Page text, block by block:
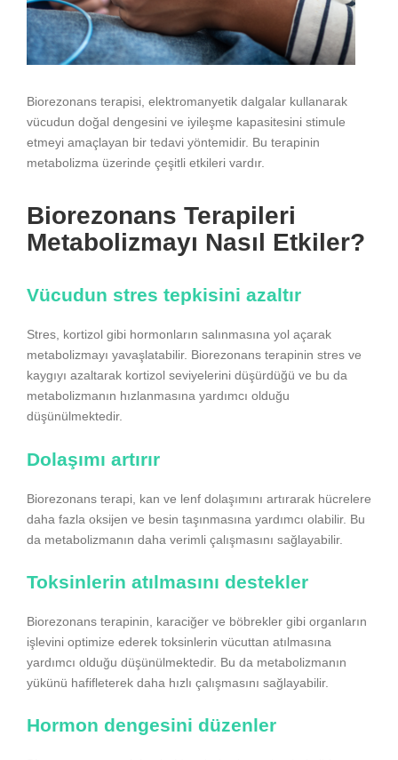
Biorezonans terapisi, elektromanyetik dalgalar kullanarak
vücudun doğal dengesini ve iyileşme kapasitesini stimule
etmeyi amaçlayan bir tedavi yöntemidir. Bu terapinin
metabolizma üzerinde çeşitli etkileri vardır.
Biorezonans Terapileri
Metabolizmayı Nasıl Etkiler?
Vücudun stres tepkisini azaltır
Stres, kortizol gibi hormonların salınmasına yol açarak
metabolizmayı yavaşlatabilir. Biorezonans terapinin stres ve
kaygıyı azaltarak kortizol seviyelerini düşürdüğü ve bu da
metabolizmanın hızlanmasına yardımcı olduğu
düşünülmektedir.
Dolaşımı artırır
Biorezonans terapi, kan ve lenf dolaşımını artırarak hücrelere
daha fazla oksijen ve besin taşınmasına yardımcı olabilir. Bu
da metabolizmanın daha verimli çalışmasını sağlayabilir.
Toksinlerin atılmasını destekler
Biorezonans terapinin, karaciğer ve böbrekler gibi organların
işlevini optimize ederek toksinlerin vücuttan atılmasına
yardımcı olduğu düşünülmektedir. Bu da metabolizmanın
yükünü hafifleterek daha hızlı çalışmasını sağlayabilir.
Hormon dengesini düzenler